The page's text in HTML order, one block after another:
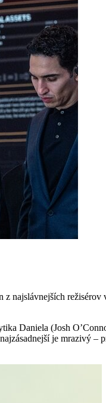
najslávnejších režisérov
Daniela (Josh
je mrazivý